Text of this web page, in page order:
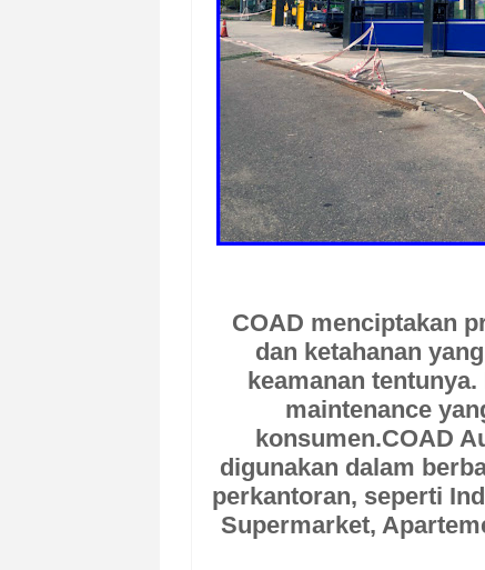
COAD menciptakan
dan ketahanan
keamanan
maintenance
konsumen.COAD
digunakan dalam
perkantoran, seperti
Supermarket,